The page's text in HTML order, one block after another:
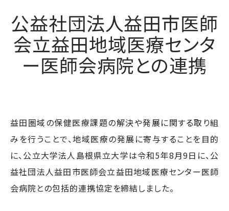
公益社団法人益田市医師
会立益田地域医療センタ
ー医師会病院との連携
益田圏域の保健医療課題の解決や発展に関する取り組
みを行うことで、地域医療の発展に寄与することを目的
に、公立大学法人島根県立大学は令和5年8月9日に、公
益社団法人益田市医師会立益田地域医療センター医師
会病院との包括的連携協定を締結しました。